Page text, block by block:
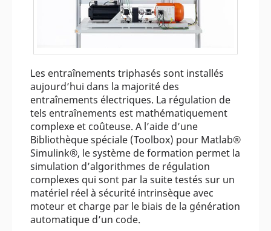
Les entraînements triphasés sont installés
aujourd’hui dans la majorité des
entraînements électriques. La régulation de
tels entraînements est mathématiquement
complexe et coûteuse. A l’aide d’une
Bibliothèque spéciale (Toolbox) pour Matlab®
Simulink®, le système de formation permet la
simulation d’algorithmes de régulation
complexes qui sont par la suite testés sur un
matériel réel à sécurité intrinsèque avec
moteur et charge par le biais de la génération
automatique d’un code.